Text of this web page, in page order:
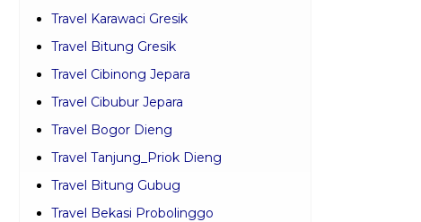
Travel Karawaci Gresik
Travel Bitung Gresik
Travel Cibinong Jepara
Travel Cibubur Jepara
Travel Bogor Dieng
Travel Tanjung_Priok Dieng
Travel Bitung Gubug
Travel Bekasi Probolinggo